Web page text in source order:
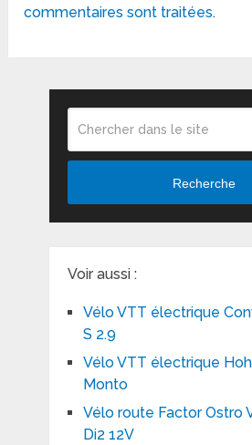
commentaires sont traitées.
Recherche
Voir aussi :
Vélo VTT électrique
S 2.9
Vélo VTT électrique
Monto
Vélo route Factor Ostro
Di2 12V